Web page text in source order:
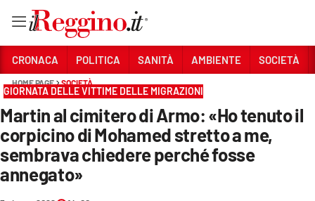
Sezioni
CRONACA
POLITICA
SANITÀ
CRONACA POLITICA SANITÀ AMBIENTE SOCIETÀ
HOME PAGE SOCIETÀ
GIORNATA DELLE VITTIME DELLE MIGRAZIONI
Martin al cimitero di Armo: «Ho tenuto il
corpicino di Mohamed stretto a me,
sembrava chiedere perché fosse
annegato»